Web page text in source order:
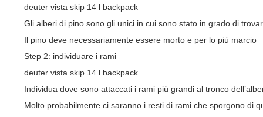
deuter vista skip 14 l backpack
Gli alberi di pino sono gli unici in cui sono stato in grado di
Il pino deve necessariamente essere morto e per lo più marcio
Step 2: individuare i rami
deuter vista skip 14 l backpack
Individua dove sono attaccati i rami più grandi al tronco
Molto probabilmente ci saranno i resti di rami che sporgono di